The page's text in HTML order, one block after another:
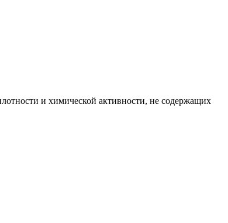
и химической активности, не содержащих